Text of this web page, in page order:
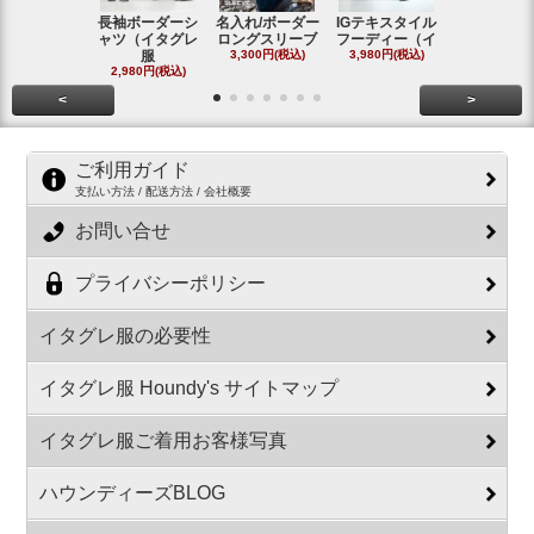
長袖ボーダーシ
ャツ（イタグレ
服
2,980円(税込)
名入れ/ボーダー
ロングスリーブ
3,300円(税込)
IGテキスタイル
フーディー（イ
3,980円(税込)
< >
ご利用ガイド
支払い方法 / 配送方法 / 会社概要
お問い合せ
プライバシーポリシー
イタグレ服の必要性
イタグレ服 Houndy's サイトマップ
イタグレ服ご着用お客様写真
ハウンディーズBLOG